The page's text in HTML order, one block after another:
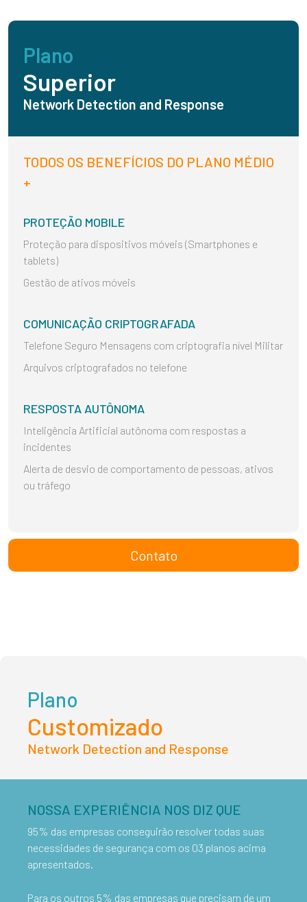
Plano
Superior
Network Detection and Response
TODOS OS BENEFÍCIOS DO PLANO MÉDIO
+
PROTEÇÃO MOBILE
Proteção para dispositivos móveis (Smartphones e
tablets)
Gestão de ativos móveis
COMUNICAÇÃO CRIPTOGRAFADA
Telefone Seguro Mensagens com criptografia nível Militar
Arquivos criptografados no telefone
RESPOSTA AUTÔNOMA
Inteligência Artificial autônoma com respostas a
incidentes
Alerta de desvio de comportamento de pessoas, ativos
ou tráfego
Contato
Plano
Customizado
Network Detection and Response
NOSSA EXPERIÊNCIA NOS DIZ QUE
95% das empresas conseguirão resolver todas suas
necessidades de segurança com os 03 planos acima
apresentados.
Para os outros 5% das empresas que precisam de um